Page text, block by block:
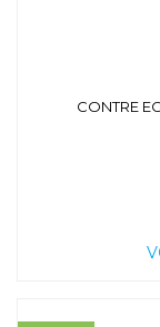
CONTRE